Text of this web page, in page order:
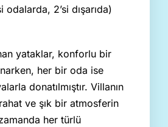
odalarda, 2’si dışarıda)
yataklar, konforlu bir
her bir oda ise
donatılmıştır. Villanın
ve şık bir atmosferin
her türlü